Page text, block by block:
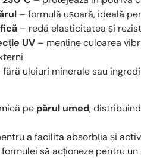
– formulă ușoară, ideală
– redă elasticitatea și
UV – menține culoarea
fără uleiuri minerale sau
pe părul umed,
a facilita absorbția și
să acționeze pentru